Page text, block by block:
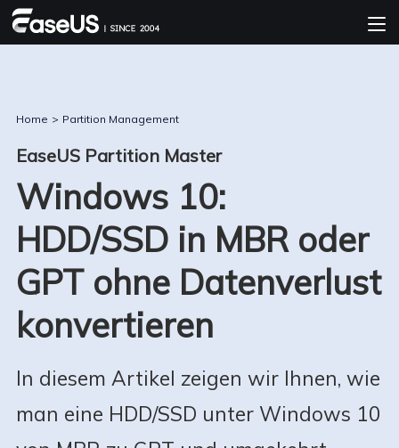
Home > Partition Management
EaseUS Partition Master
Windows 10:
HDD/SSD in MBR oder
GPT ohne Datenverlust
konvertieren
In diesem Artikel zeigen wir Ihnen, wie
man eine HDD/SSD unter Windows 10